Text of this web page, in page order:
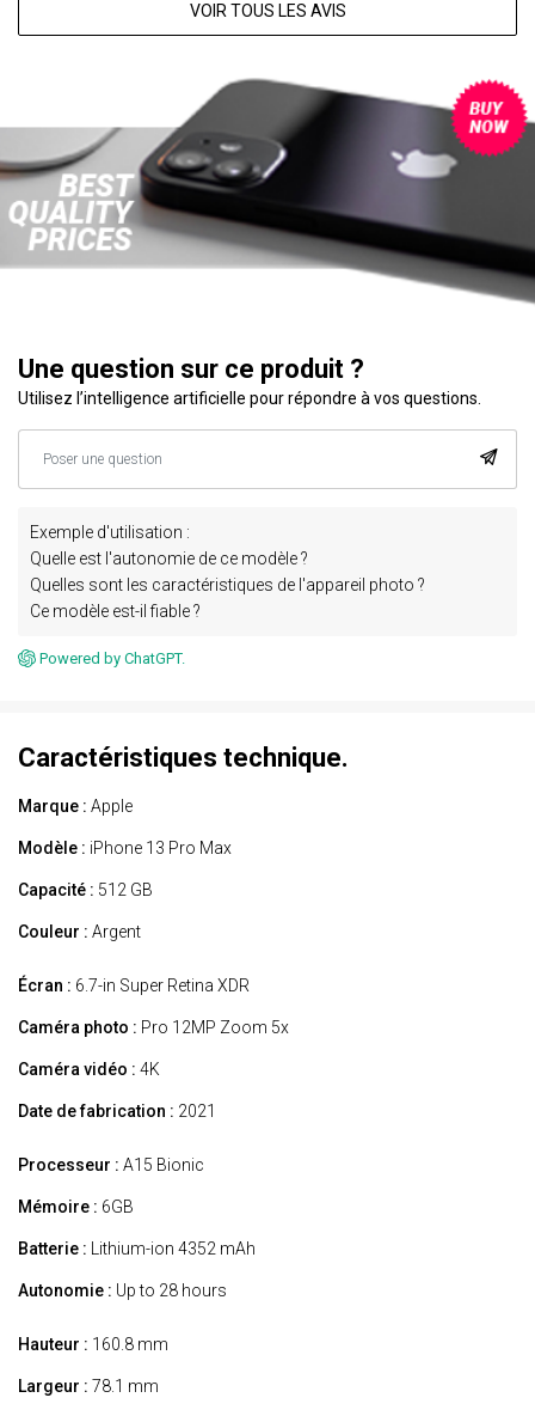
VOIR TOUS LES AVIS
Une question sur ce produit ?
Utilisez l’intelligence artificielle pour répondre à vos questions.
Exemple d'utilisation :
Quelle est l'autonomie de ce modèle ?
Quelles sont les caractéristiques de l'appareil photo ?
Ce modèle est-il fiable ?
Powered by ChatGPT.
Caractéristiques technique.
Marque : Apple
Modèle : iPhone 13 Pro Max
Capacité : 512 GB
Couleur : Argent
Écran : 6.7-in Super Retina XDR
Caméra photo : Pro 12MP Zoom 5x
Caméra vidéo : 4K
Date de fabrication : 2021
Processeur : A15 Bionic
Mémoire : 6GB
Batterie : Lithium-ion 4352 mAh
Autonomie : Up to 28 hours
Hauteur : 160.8 mm
Largeur : 78.1 mm